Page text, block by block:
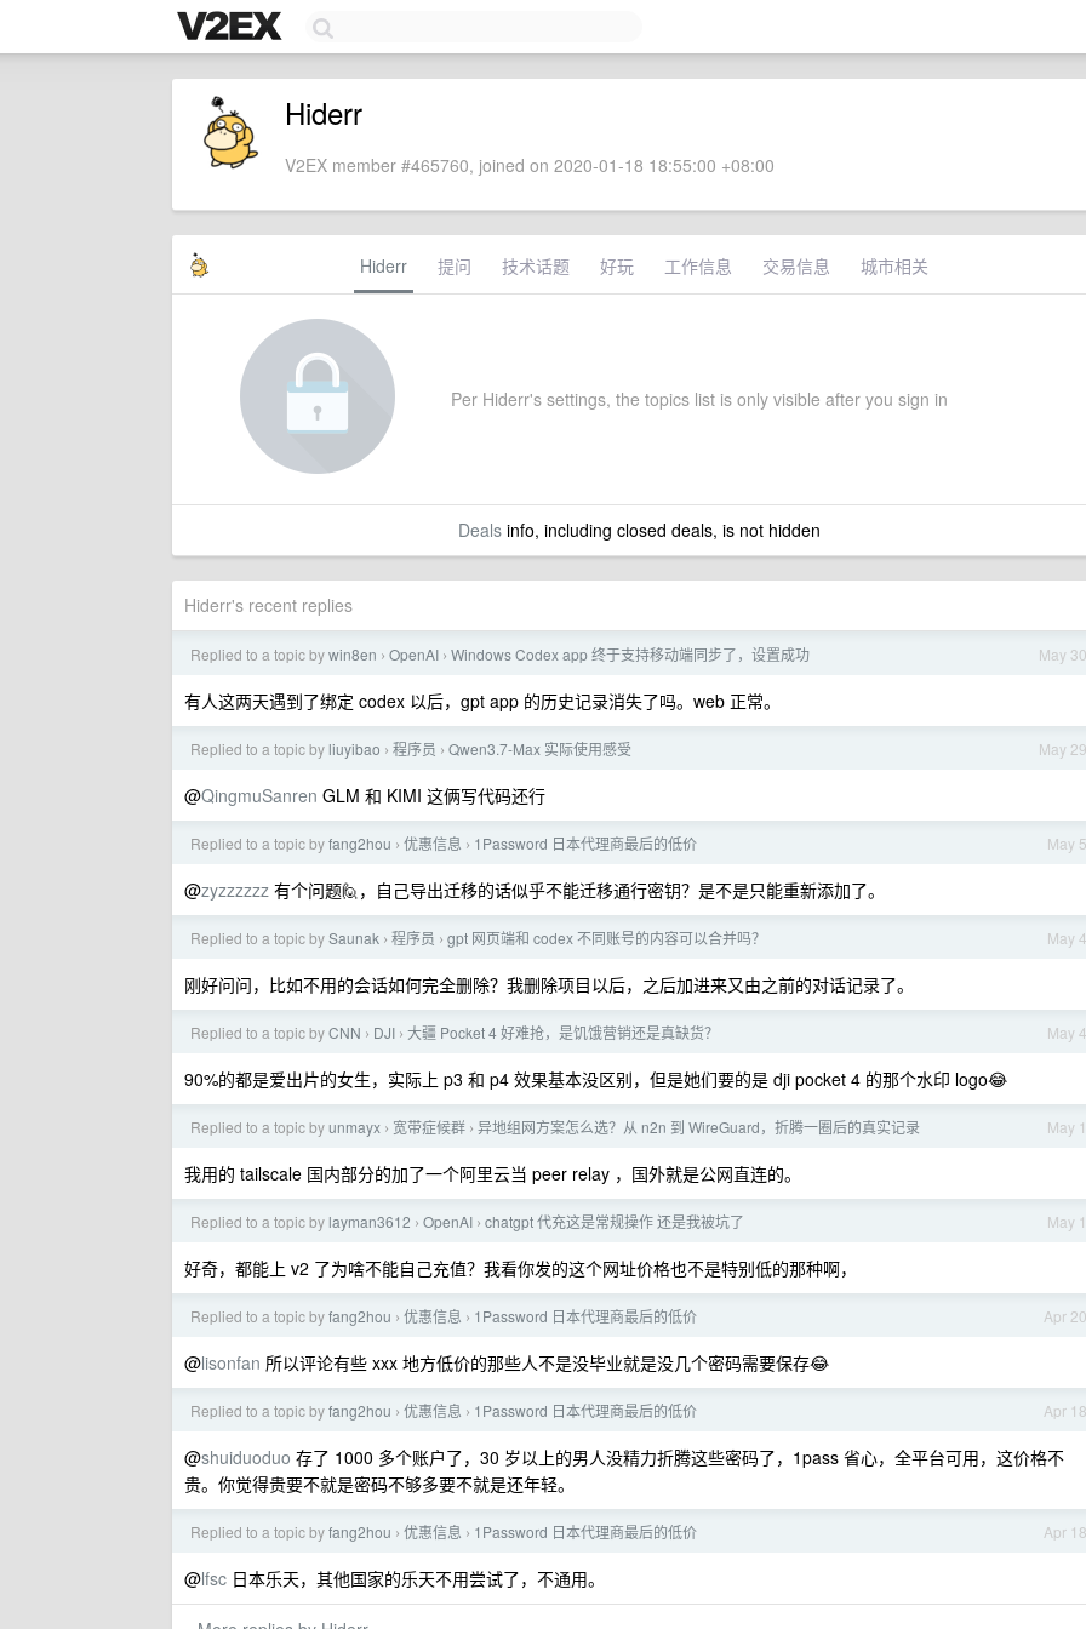
Hiderr
V2EX member #465760, joined on 2020-01-18 18:55:00 +08:00
Hiderr 提问 技术话题 好玩 工作信息 交易信息 城市相关
Per Hiderr's settings, the topics list is only visible after you sign in
Dealsinfo, including closed deals, is not hidden
Hiderr's recent replies
May 30
Replied to a topic bywin8en › OpenAI › Windows Codex app 终于支持移动端同步了，设置成功
有人这两天遇到了绑定 codex 以后，gpt app 的历史记录消失了吗。web 正常。
May 29
Replied to a topic by liuyibao › 程序员 › Qwen3.7-Max 实际使用感受
@QingmuSanren GLM 和 KIMI 这俩写代码还行
May 5
Replied to a topic byfang2hou › 优惠信息 › 1Password 日本代理商最后的低价
@zyzzzzzz 有个问题🙋，自己导出迁移的话似乎不能迁移通行密钥？是不是只能重新添加了。
May 4
Replied to a topic bySaunak › 程序员 › gpt 网页端和 codex 不同账号的内容可以合并吗？
刚好问问，比如不用的会话如何完全删除？我删除项目以后，之后加进来又由之前的对话记录了。
May 4
Replied to a topic byCNN › DJI › 大疆 Pocket 4 好难抢，是饥饿营销还是真缺货？
90%的都是爱出片的女生，实际上 p3 和 p4 效果基本没区别，但是她们要的是 dji pocket 4 的那个水印 logo😂
May 1
Replied to a topic byunmayx › 宽带症候群 › 异地组网方案怎么选？从 n2n 到 WireGuard，折腾一圈后的真实记录
我用的 tailscale 国内部分的加了一个阿里云当 peer relay ，国外就是公网直连的。
May 1
Replied to a topic by layman3612 › OpenAI › chatgpt 代充这是常规操作 还是我被坑了
好奇，都能上 v2 了为啥不能自己充值？我看你发的这个网址价格也不是特别低的那种啊，
Apr 20
Replied to a topic byfang2hou › 优惠信息 › 1Password 日本代理商最后的低价
@lisonfan 所以评论有些 xxx 地方低价的那些人不是没毕业就是没几个密码需要保存😂
Apr 18
Replied to a topic byfang2hou › 优惠信息 › 1Password 日本代理商最后的低价
@shuiduoduo 存了 1000 多个账户了，30 岁以上的男人没精力折腾这些密码了，1pass 省心，全平台可用，这价格不
贵。你觉得贵要不就是密码不够多要不就是还年轻。
Apr 18
Replied to a topic byfang2hou › 优惠信息 › 1Password 日本代理商最后的低价
@lfsc 日本乐天，其他国家的乐天不用尝试了，不通用。